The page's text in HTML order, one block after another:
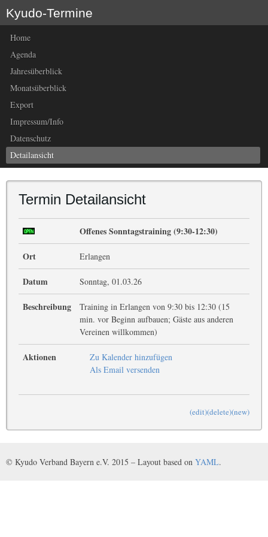
Kyudo-Termine
Home
Agenda
Jahresüberblick
Monatsüberblick
Export
Impressum/Info
Datenschutz
Detailansicht
Termin Detailansicht
Offenes Sonntagstraining (9:30-12:30)
Ort
Erlangen
Datum Sonntag, 01.03.26
Beschreibung
Training in Erlangen von 9:30 bis 12:30 (15
min. vor Beginn aufbauen; Gäste aus anderen
Vereinen willkommen)
Aktionen
Zu Kalender hinzufügen
Als Email versenden
(edit)(delete)(new)
© Kyudo Verband Bayern e.V. 2015 – Layout based on YAML.